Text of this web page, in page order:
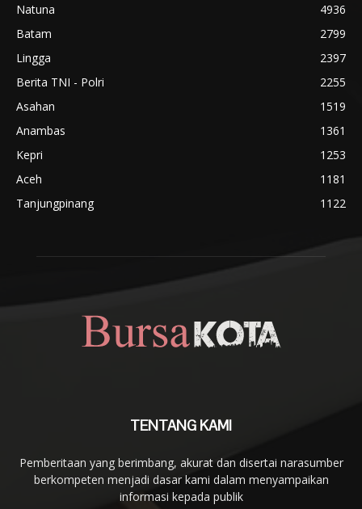
Natuna
4936
Batam
2799
Lingga
2397
Berita TNI - Polri
2255
Asahan
1519
Anambas
1361
Kepri
1253
Aceh
1181
Tanjungpinang
1122
TENTANG KAMI
Pemberitaan yang berimbang, akurat dan disertai narasumber
berkompeten menjadi dasar kami dalam menyampaikan
informasi kepada publik